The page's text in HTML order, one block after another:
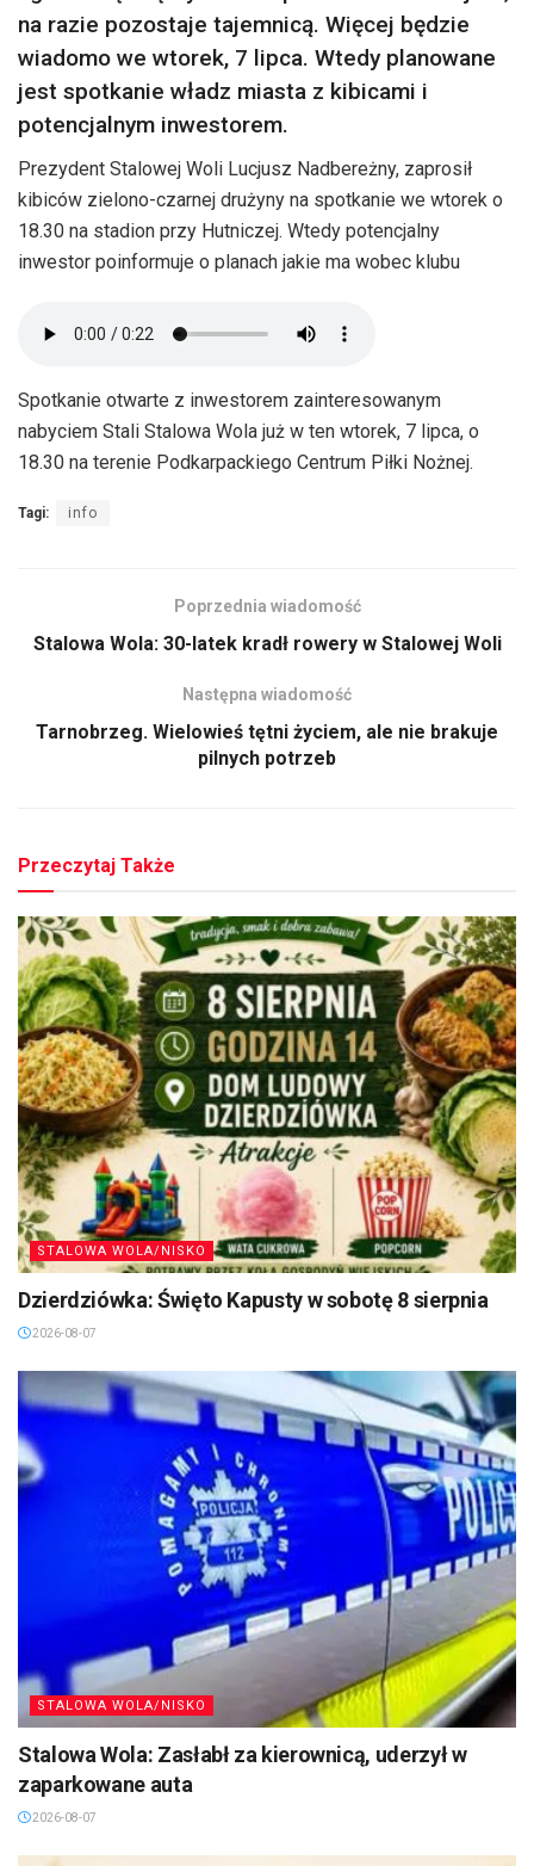
na razie pozostaje tajemnicą. Więcej będzie
wiadomo we wtorek, 7 lipca. Wtedy planowane
jest spotkanie władz miasta z kibicami i
potencjalnym inwestorem.
Prezydent Stalowej Woli Lucjusz Nadbereżny, zaprosił
kibiców zielono-czarnej drużyny na spotkanie we wtorek o
18.30 na stadion przy Hutniczej. Wtedy potencjalny
inwestor poinformuje o planach jakie ma wobec klubu
Spotkanie otwarte z inwestorem zainteresowanym
nabyciem Stali Stalowa Wola już w ten wtorek, 7 lipca, o
18.30 na terenie Podkarpackiego Centrum Piłki Nożnej.
Tagi: info
Poprzednia wiadomość
Stalowa Wola: 30-latek kradł rowery w Stalowej Woli
Następna wiadomość
Tarnobrzeg. Wielowieś tętni życiem, ale nie brakuje
pilnych potrzeb
Przeczytaj Także
STALOWA WOLA/NISKO
Dzierdziówka: Święto Kapusty w sobotę 8 sierpnia
2026-08-07
STALOWA WOLA/NISKO
Stalowa Wola: Zasłabł za kierownicą, uderzył w
zaparkowane auta
2026-08-07